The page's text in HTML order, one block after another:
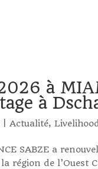
à
à
|Actualité,
SABZE a
région de l’Ouest